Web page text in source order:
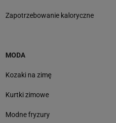
Zapotrzebowanie kaloryczne
MODA
Kozaki na zimę
Kurtki zimowe
Modne fryzury